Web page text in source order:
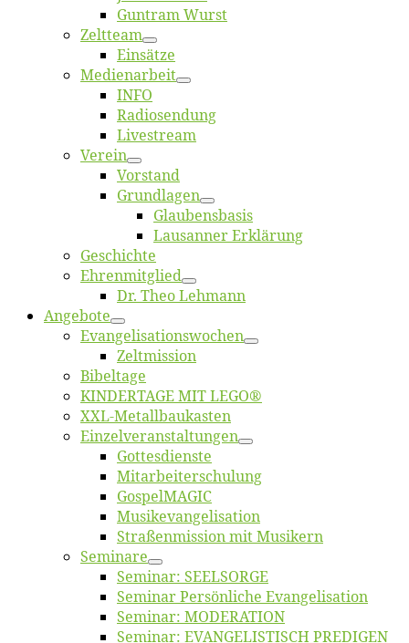
Gun­tram Wurst
Zelt­team
Ein­sät­ze
Me­di­en­ar­beit
INFO
Ra­dio­sen­dung
Live­stream
Ver­ein
Vor­stand
Grund­la­gen
Glaubens­ba­sis
Lausan­ner Erklärung
Ge­schich­te
Eh­ren­mit­glied
Dr. Theo Lehmann
An­ge­bo­te
Evangelisa­tions­wo­chen
Zelt­mis­si­on
Bi­bel­ta­ge
KINDERTAGE MIT LEGO®
XXL-Me­­tal­l­­bau­­kas­­ten
Einzelver­an­stal­tungen
Got­tes­diens­te
Mitarbeiter­schulung
Gos­pel­MA­GIC
Musikevan­ge­li­sa­tion
Straßenmis­sion mit Musikern
Se­mi­na­re
Se­mi­nar: SEELSORGE
Se­mi­nar Per­sön­li­che Evangelisation
Se­mi­nar: MODERATION
Se­mi­nar: EVANGELISTISCH PREDIGEN